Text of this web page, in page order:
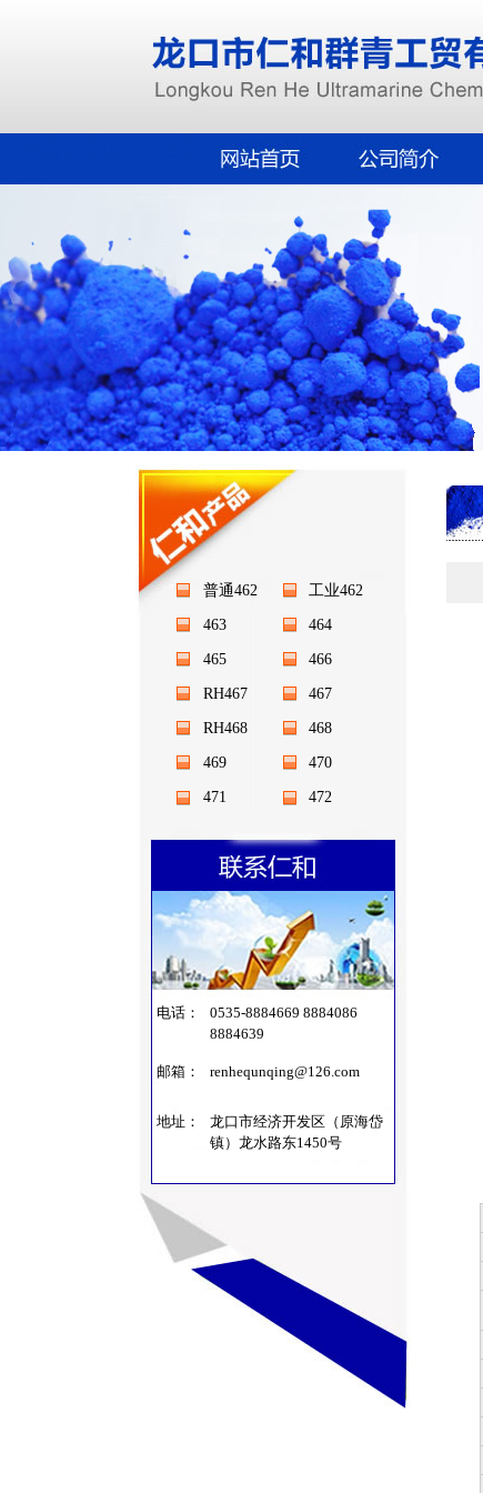
普通462 工业462
463 464
465 466
RH467 467
RH468 468
469 470
471 472
电话：
0535-8884669 8884086
8884639
邮箱： renhequnqing@126.com
地址：
龙口市经济开发区（原海岱
镇）龙水路东1450号